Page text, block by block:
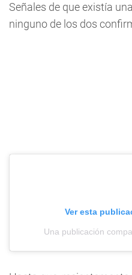
Señales de que existía
ninguno de los dos
Ver esta
Una publicación